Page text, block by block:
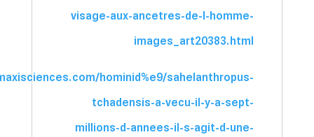
visage-aux-ancetres-de-l-homme-
images_art20383.html
hominid%e9/sahelanthropus-
tchadensis-a-vecu-il-y-a-sept-
millions-d-annees-il-s-agit-d-une-